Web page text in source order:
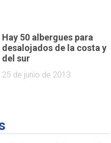
Hay 50 albergues para
desalojados de la costa y
del sur
25 de junio de 2013